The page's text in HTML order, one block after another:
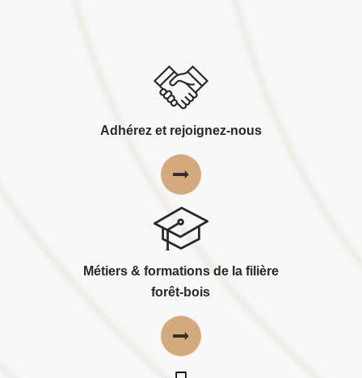
Adhérez et rejoignez-nous
Métiers & formations de la filière
forêt-bois